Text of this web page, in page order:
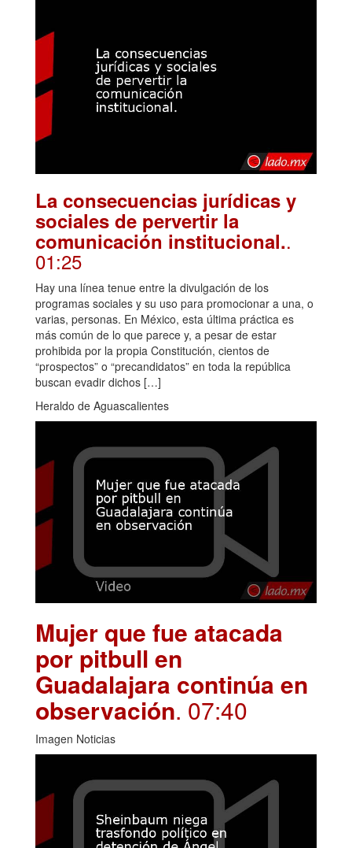
La consecuencias jurídicas y
sociales de pervertir la
comunicación institucional..
01:25
Hay una línea tenue entre la divulgación de los
programas sociales y su uso para promocionar a una, o
varias, personas. En México, esta última práctica es
más común de lo que parece y, a pesar de estar
prohibida por la propia Constitución, cientos de
“prospectos” o “precandidatos” en toda la república
buscan evadir dichos […]
Heraldo de Aguascalientes
Mujer que fue atacada
por pitbull en
Guadalajara continúa en
observación. 07:40
Imagen Noticias